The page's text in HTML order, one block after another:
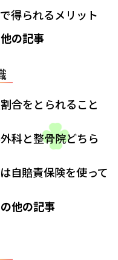
得られるメリット
の記事
合をとられること
科と整骨院どちら
自賠責保険を使って
他の記事